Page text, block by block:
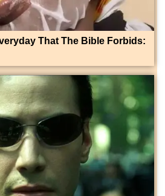
That The Bible Forbids: